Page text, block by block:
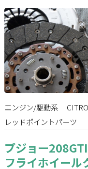
エンジン/駆動系
レッドポイントパーツ
プジョー
フライホイール